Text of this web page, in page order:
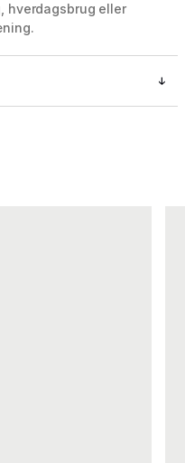
5 / 8
hverdagsbrug eller